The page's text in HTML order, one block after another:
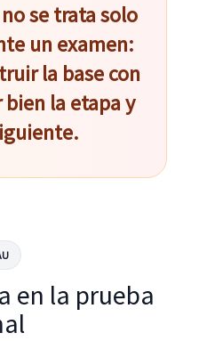
se trata solo
un examen:
la base con
la etapa y
en la prueba